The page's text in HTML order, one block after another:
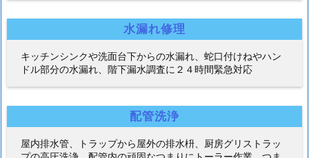
水漏れ修理
キッチンシンクや洗面台下からの水漏れ、蛇口付けねやハン
ドル部分の水漏れ、階下漏水調査に２４時間緊急対応
配管洗浄
屋内排水管、トラップから屋外の排水枡、厨房グリストラッ